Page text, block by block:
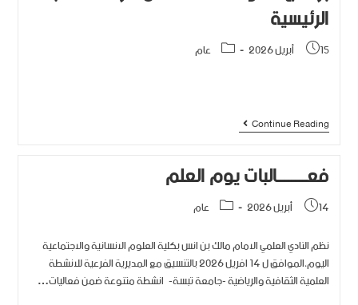
الرئيسية
15 أبريل 2026 عام
Continue Reading
فعــــــــالبات يوم العلم
14 أبريل 2026
عام
نظم النادي العلمي الامام مالك بن انس بكلية العلوم الانسانية والاجتماعية
اليوم،الموافق ل 14 افريل 2026 بالتنسيق مع المديرية الفرعية للانشطة
العلمية الثقافية والرياضية -جامعة تبسة- انشطة متنوعة ضمن فعاليات…